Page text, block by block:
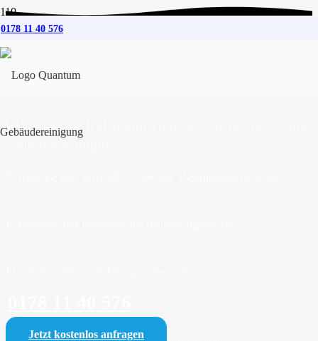
0178 11 40 576
Gebäudereinigung
Travenhorst
Wir sind Ihr Reinigungspartner für fachgerechte
Gebäudereinigung
Jetzt kostenlos anfragen